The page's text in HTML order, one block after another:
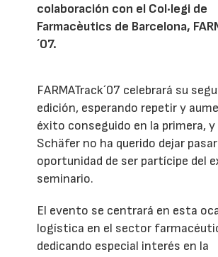
colaboración con el Col·legi de
Farmacèutics de Barcelona,
´07.
FARMATrack´07 celebrará su
edición, esperando repetir y
éxito conseguido en la primera, y
Schäfer no ha querido dejar
oportunidad de ser partícipe del
seminario.
El evento se centrará en esta
logística en el sector
dedicando especial interés en la